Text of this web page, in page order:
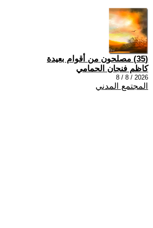
(35) مصلحون من أقوام بعيدة
كاظم فنجان الحمامي
2026 / 8 / 8
المجتمع المدني